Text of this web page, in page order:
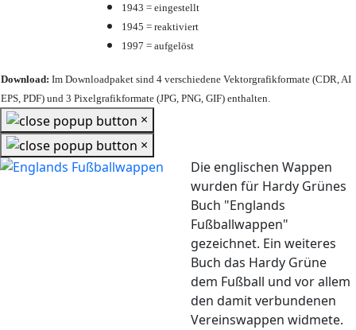
1943 = eingestellt
1945 = reaktiviert
1997 = aufgelöst
Download: Im Downloadpaket sind 4 verschiedene Vektorgrafikformate (CDR, AI
EPS, PDF) und 3 Pixelgrafikformate (JPG, PNG, GIF) enthalten.
×
×
Die englischen Wappen
wurden für Hardy Grünes
Buch "Englands
Fußballwappen"
gezeichnet. Ein weiteres
Buch das Hardy Grüne
dem Fußball und vor allem
den damit verbundenen
Vereinswappen widmete.